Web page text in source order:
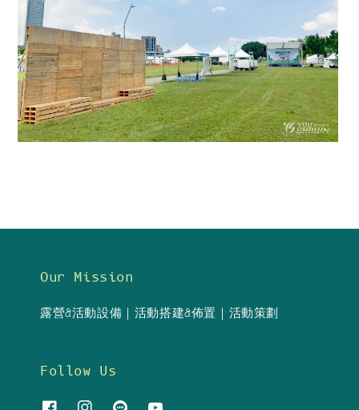
Our Mission
露營&活動設備｜活動搭建&佈置｜活動策劃
Follow Us